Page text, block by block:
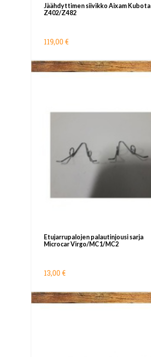
Jäähdyttimen siivikko Aixam Kubota
Z402/Z482
119,00 €
Etujarrupalojen palautinjousi sarja
Microcar Virgo/MC1/MC2
13,00 €